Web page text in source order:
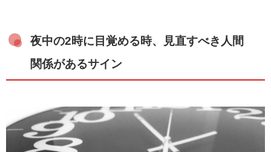
夜中の2時に目覚める時、見直すべき人間
関係があるサイン